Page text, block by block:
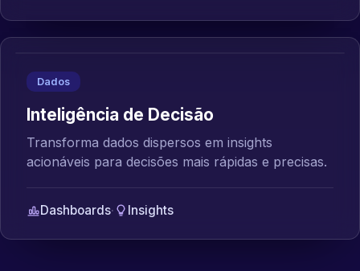
Dados
Inteligência de Decisão
Transforma dados dispersos em insights
acionáveis para decisões mais rápidas e precisas.
Dashboards· Insights